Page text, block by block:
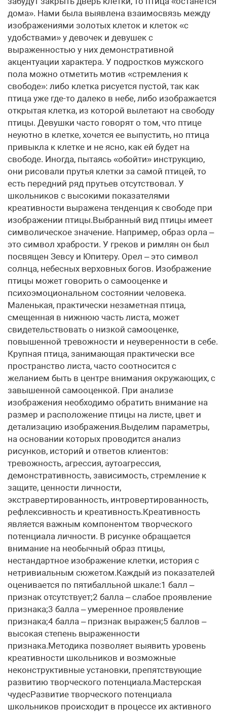
дома». Нами была выявлена взаимосвязь между
изображениями золотых клеток и клеток «с
удобствами» у девочек и девушек с
выраженностью у них демонстративной
акцентуации характера. У подростков мужского
пола можно отметить мотив «стремления к
свободе»: либо клетка рисуется пустой, так как
птица уже где-то далеко в небе, либо изображается
открытая клетка, из которой вылетают на свободу
птицы. Девушки часто говорят о том, что птице
неуютно в клетке, хочется ее выпустить, но птица
привыкла к клетке и не ясно, как ей будет на
свободе. Иногда, пытаясь «обойти» инструкцию,
они рисовали прутья клетки за самой птицей, то
есть передний ряд прутьев отсутствовал. У
школьников с высокими показателями
креативности выражена тенденция к свободе при
изображении птицы.Выбранный вид птицы имеет
символическое значение. Например, образ орла –
это символ храбрости. У греков и римлян он был
посвящен Зевсу и Юпитеру. Орел – это символ
солнца, небесных верховных богов. Изображение
птицы может говорить о самооценке и
психоэмоциональном состоянии человека.
Маленькая, практически незаметная птица,
смещенная в нижнюю часть листа, может
свидетельствовать о низкой самооценке,
повышенной тревожности и неуверенности в себе.
Крупная птица, занимающая практически все
пространство листа, часто соотносится с
желанием быть в центре внимания окружающих, с
завышенной самооценкой. При анализе
изображения необходимо обратить внимание на
размер и расположение птицы на листе, цвет и
детализацию изображения.Выделим параметры,
на основании которых проводится анализ
рисунков, историй и ответов клиентов:
тревожность, агрессия, аутоагрессия,
демонстративность, зависимость, стремление к
защите, ценности личности,
экстравертированность, интровертированность,
рефлексивность и креативность.Креативность
является важным компонентом творческого
потенциала личности. В рисунке обращается
внимание на необычный образ птицы,
нестандартное изображение клетки, история с
нетривиальным сюжетом.Каждый из показателей
оценивается по пятибалльной шкале:1 балл –
признак отсутствует;2 балла – слабое проявление
признака;3 балла – умеренное проявление
признака;4 балла – признак выражен;5 баллов –
высокая степень выраженности
признака.Методика позволяет выявить уровень
креативности школьников и возможные
неконструктивные установки, препятствующие
развитию творческого потенциала.Мастерская
чудесРазвитие творческого потенциала
школьников происходит в процессе их активного